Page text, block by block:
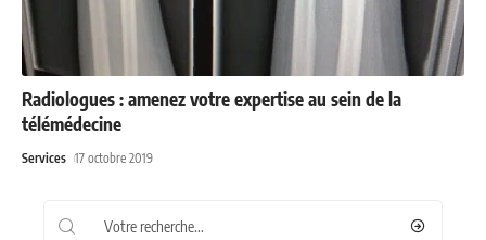
Radiologues : amenez votre expertise au sein de la
télémédecine
Services 17 octobre 2019